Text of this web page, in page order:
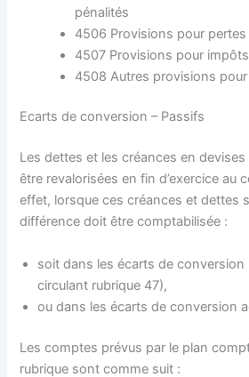
pénalités
4506 Provisions pour
4507 Provisions pour impôts
4508 Autres provisions
Ecarts de conversion – Passifs
Les dettes et les créances en
être revalorisées en fin d’exercice au
effet, lorsque ces créances et dettes
différence doit être comptabilisée :
soit dans les écarts de
circulant rubrique 47),
ou dans les écarts de conversion
Les comptes prévus par le plan
rubrique sont comme suit :